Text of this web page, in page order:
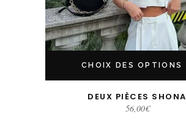
CHOIX DES OPTIONS
DEUX PIÈCES SHONA
56,00€